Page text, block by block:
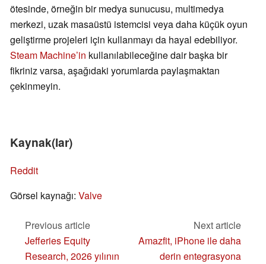
ötesinde, örneğin bir medya sunucusu, multimedya
merkezi, uzak masaüstü istemcisi veya daha küçük oyun
geliştirme projeleri için kullanmayı da hayal edebiliyor.
Steam Machine’in kullanılabileceğine dair başka bir
fikriniz varsa, aşağıdaki yorumlarda paylaşmaktan
çekinmeyin.
Kaynak(lar)
Reddit
Görsel kaynağı: Valve
Previous article
Jefferies Equity
Research, 2026 yılının
Next article
Amazfit, iPhone ile daha
derin entegrasyona